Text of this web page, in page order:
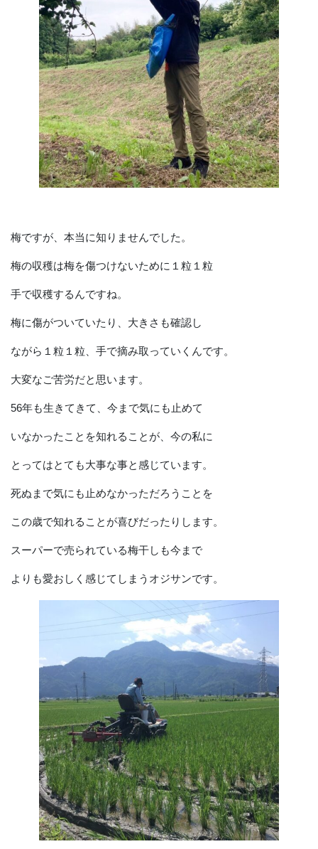
梅ですが、本当に知りませんでした。
梅の収穫は梅を傷つけないために１粒１粒
手で収穫するんですね。
梅に傷がついていたり、大きさも確認し
ながら１粒１粒、手で摘み取っていくんです。
大変なご苦労だと思います。
56年も生きてきて、今まで気にも止めて
いなかったことを知れることが、今の私に
とってはとても大事な事と感じています。
死ぬまで気にも止めなかっただろうことを
この歳で知れることが喜びだったりします。
スーパーで売られている梅干しも今まで
よりも愛おしく感じてしまうオジサンです。